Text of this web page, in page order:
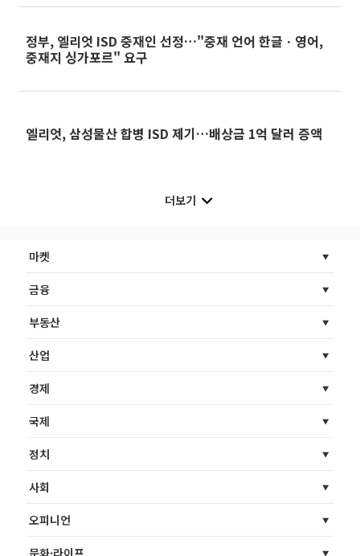
정부, 엘리엇 ISD 중재인 선정…"중재 언어 한글ㆍ영어,
중재지 싱가포르" 요구
엘리엇, 삼성물산 합병 ISD 제기…배상금 1억 달러 증액
더보기
마켓
금융
부동산
산업
경제
국제
정치
사회
오피니언
문화·라이프